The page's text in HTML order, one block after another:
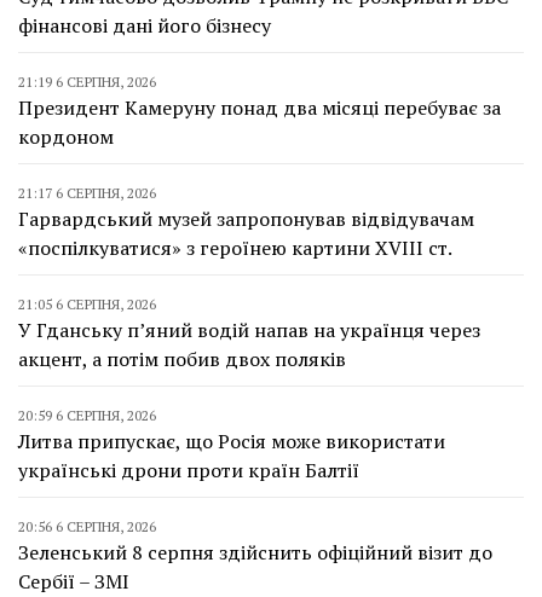
фінансові дані його бізнесу
21:19 6 СЕРПНЯ, 2026
Президент Камеруну понад два місяці перебуває за
кордоном
21:17 6 СЕРПНЯ, 2026
Гарвардський музей запропонував відвідувачам
«поспілкуватися» з героїнею картини XVIII ст.
21:05 6 СЕРПНЯ, 2026
У Гданську п’яний водій напав на українця через
акцент, а потім побив двох поляків
20:59 6 СЕРПНЯ, 2026
Литва припускає, що Росія може використати
українські дрони проти країн Балтії
20:56 6 СЕРПНЯ, 2026
Зеленський 8 серпня здійснить офіційний візит до
Сербії – ЗМІ